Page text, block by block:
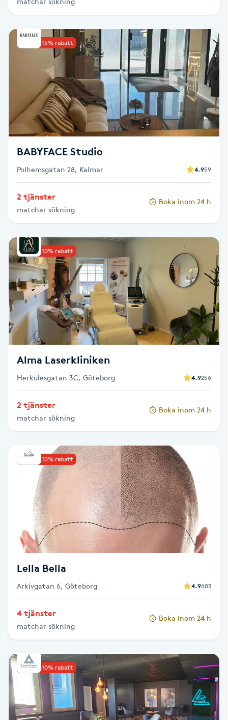
Picolaser
Piercing
Pigmentbehandling
Pigmentfläckar
Plastikkirurgi
PRP (Platelet Rich Plasma)
PRX-T33
Psoriasis
PT
R
Radiofrekvens
Reflexologi
Regndroppsmassage
Reiki
Reikihealing
Reiki massage
Restorative Yoga
Rosacea
Rosenmetoden
Ryggmassage
Samtalsterapi
Senioryoga
Upp till 15% rabatt
BABYFACE Studio
Polhemsgatan 28, Kalmar 4.959
2 tjänster
matchar sökning
Boka inom 24 h
Upp till 10% rabatt
Alma Laserkliniken
Herkulesgatan 3C, Göteborg 4.9256
2 tjänster
matchar sökning
Boka inom 24 h
Upp till 10% rabatt
Lella Bella
Arkivgatan 6, Göteborg 4.9603
4 tjänster
matchar sökning
Boka inom 24 h
Upp till 10% rabatt